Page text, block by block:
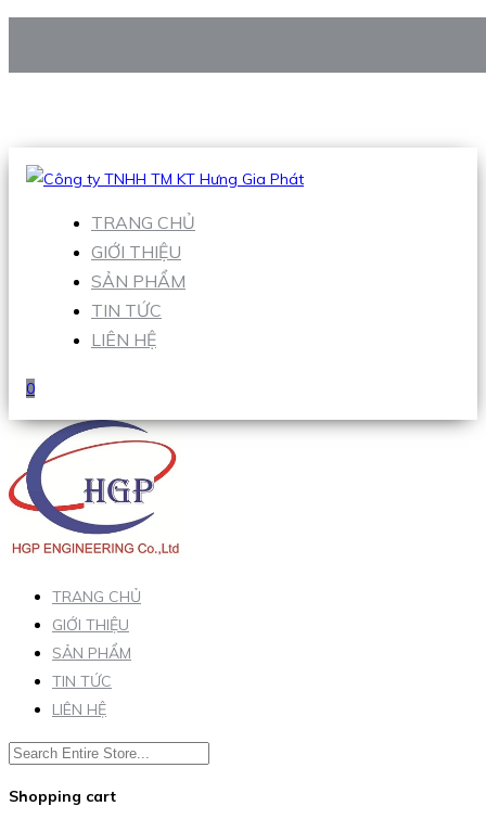
Hotline:0938 906 663
TRANG CHỦ
GIỚI THIỆU
SẢN PHẨM
TIN TỨC
LIÊN HỆ
0
TRANG CHỦ
GIỚI THIỆU
SẢN PHẨM
TIN TỨC
LIÊN HỆ
Shopping cart